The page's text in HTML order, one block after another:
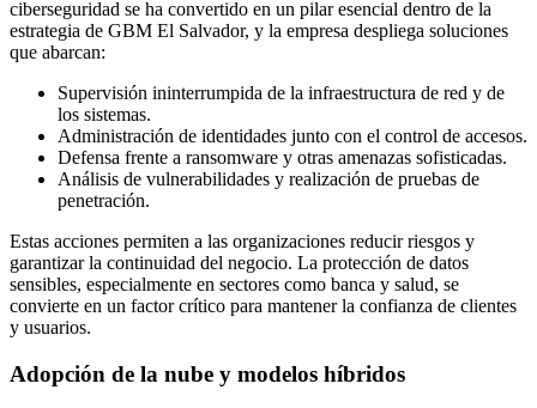
ciberseguridad se ha convertido en un pilar esencial dentro de la
estrategia de GBM El Salvador, y la empresa despliega soluciones
que abarcan:
Supervisión ininterrumpida de la infraestructura de red y de
los sistemas.
Administración de identidades junto con el control de accesos.
Defensa frente a ransomware y otras amenazas sofisticadas.
Análisis de vulnerabilidades y realización de pruebas de
penetración.
Estas acciones permiten a las organizaciones reducir riesgos y
garantizar la continuidad del negocio. La protección de datos
sensibles, especialmente en sectores como banca y salud, se
convierte en un factor crítico para mantener la confianza de clientes
y usuarios.
Adopción de la nube y modelos híbridos